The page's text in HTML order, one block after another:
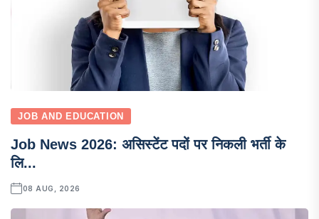
JOB AND EDUCATION
Job News 2026: असिस्टेंट पदों पर निकली भर्ती के
लि...
08 AUG, 2026